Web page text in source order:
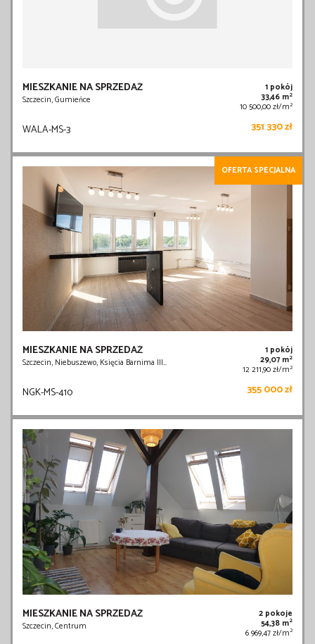
MIESZKANIE NA SPRZEDAŻ
Szczecin, Gumieńce
1 pokój
33,46 m2
10 500,00 zł/m2
WALA-MS-3 351 330 zł
OFERTA SPECJALNA
MIESZKANIE NA SPRZEDAŻ
Szczecin, Niebuszewo, Księcia Barnima III…
1 pokój
29,07 m2
12 211,90 zł/m2
NGK-MS-410 355 000 zł
MIESZKANIE NA SPRZEDAŻ
Szczecin, Centrum
2 pokoje
54,38 m2
6 969,47 zł/m2